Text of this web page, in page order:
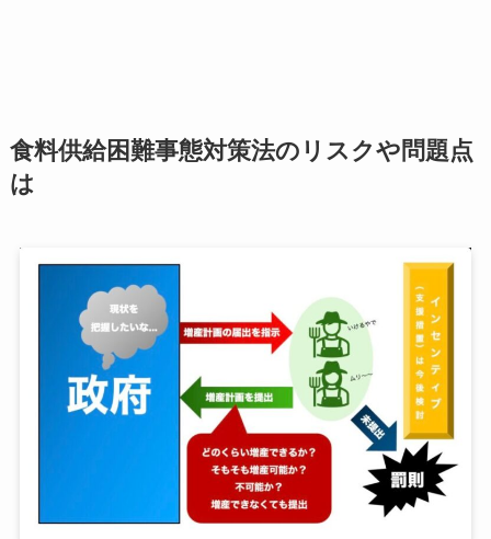
食料供給困難事態対策法のリスクや問題点
は